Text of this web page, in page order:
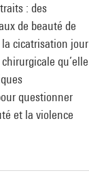
: des
de beauté de
la cicatrisation jour
qu’elle
questionner
et la violence